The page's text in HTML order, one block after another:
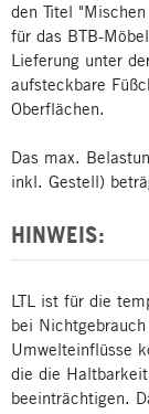
den Titel
für das BTB-
Lieferung unter
aufsteckbare
Oberflächen.
Das max.
inkl. Gestell)
HINWEIS:
LTL ist für die
bei
Umwelteinflüsse
die die
beeinträchtigen.